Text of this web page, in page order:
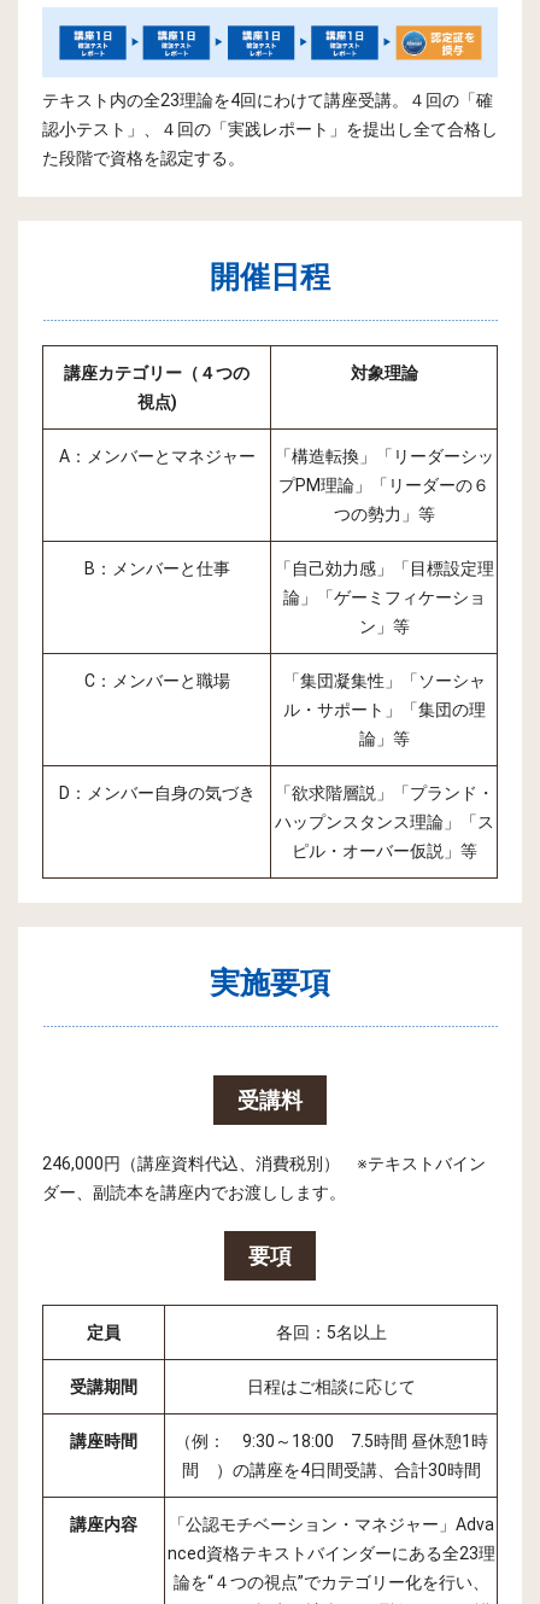
テキスト内の全23理論を4回にわけて講座受講。４回の「確
認小テスト」、４回の「実践レポート」を提出し全て合格し
た段階で資格を認定する。
開催日程
講座カテゴリー（４つの
視点)
対象理論
A：メンバーとマネジャー
「構造転換」「リーダーシッ
プPM理論」「リーダーの６
つの勢力」等
B：メンバーと仕事
「自己効力感」「目標設定理
論」「ゲーミフィケーショ
ン」等
C：メンバーと職場
「集団凝集性」「ソーシャ
ル・サポート」「集団の理
論」等
D：メンバー自身の気づき
「欲求階層説」「プランド・
ハップンスタンス理論」「ス
ピル・オーバー仮説」等
実施要項
受講料
246,000円（講座資料代込、消費税別） ※テキストバイン
ダー、副読本を講座内でお渡しします。
要項
定員 各回：5名以上
受講期間 日程はご相談に応じて
講座時間
（例： 9:30～18:00 7.5時間 昼休憩1時
間 ）の講座を4日間受講、合計30時間
講座内容
「公認モチベーション・マネジャー」Adva
nced資格テキストバインダーにある全23理
論を“４つの視点”でカテゴリー化を行い、